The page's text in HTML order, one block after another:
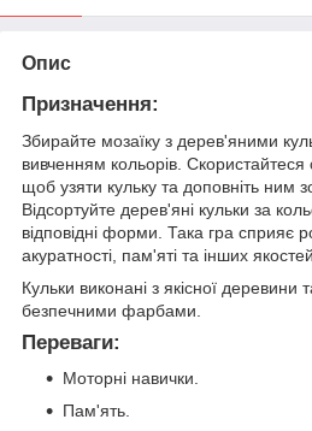
Опис
Призначення:
Збирайте мозаїку з дерев'яними
вивченням кольорів.
щоб узяти кульку та доповніть ним
Відсортуйте дерев'яні кульки за
відповідні форми. Така гра сприяє
акуратності, пам'яті та інших якостей.
Кульки виконані з якісної деревини
безпечними фарбами.
Переваги:
Моторні навички.
Пам'ять.